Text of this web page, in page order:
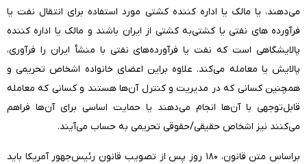
می‌دهند، یا مالک یا اداره کننده کشتی مورد استفاده برای انتقال نفت یا
فرآورده های نفتی یا کشتی‌به کشتی از ایران باشند و مالک یا اداره کننده
پالایشگاهی است که نفت یا فرآورده‌های نفتی با منشأ ایران را فرآوری،
پالایش یا معامله می‌کند. علاوه براین اعضای خانواده اشخاص تحریمی و
همچنین کسانی که در مدیریت و کنترل آن‌ها هستند و کسانی که معامله
قابل‌توجهی با آن‌ها انجام می‌دهند یا حمایت اساسی برای ‌آن‌ها فراهم
می‌کنند نیز اشخاص حقیقی/حقوقی تحریمی به حساب می‌آیند.
براساس متن قانون، ۱۸۰ روز پس از تصویب قانون رئیس‌جهور آمریکا باید